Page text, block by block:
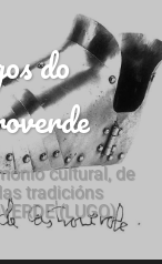
do
cultural, de
tradicións
(LUGO)